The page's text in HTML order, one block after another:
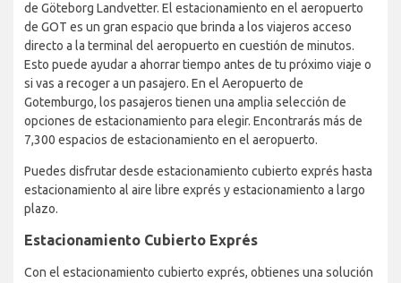
de Göteborg Landvetter. El estacionamiento en el aeropuerto
de GOT es un gran espacio que brinda a los viajeros acceso
directo a la terminal del aeropuerto en cuestión de minutos.
Esto puede ayudar a ahorrar tiempo antes de tu próximo viaje o
si vas a recoger a un pasajero. En el Aeropuerto de
Gotemburgo, los pasajeros tienen una amplia selección de
opciones de estacionamiento para elegir. Encontrarás más de
7,300 espacios de estacionamiento en el aeropuerto.
Puedes disfrutar desde estacionamiento cubierto exprés hasta
estacionamiento al aire libre exprés y estacionamiento a largo
plazo.
Estacionamiento Cubierto Exprés
Con el estacionamiento cubierto exprés, obtienes una solución